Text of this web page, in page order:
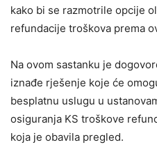
kako bi se razmotrile opcije
refundacije troškova prema
Na ovom sastanku je
iznađe rješenje koje će
besplatnu uslugu u
osiguranja KS troškove
koja je obavila pregled.